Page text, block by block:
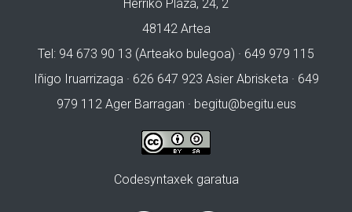
Herriko Plaza, 24, 2
48142 Artea
Tel: 94 673 90 13 (Arteako bulegoa) · 649 979 115
Iñigo Iruarrizaga · 626 647 923 Asier Abrisketa · 649
979 112 Ager Barragan · begitu@begitu.eus
Codesyntaxek garatua